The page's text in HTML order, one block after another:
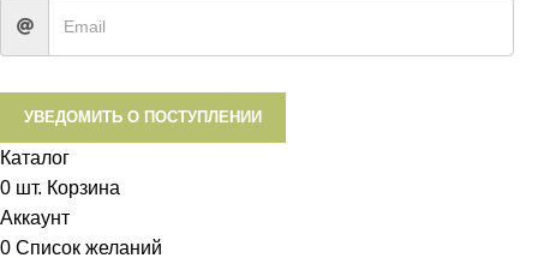
УВЕДОМИТЬ О ПОСТУПЛЕНИИ
Каталог
0 шт. Корзина
Аккаунт
0 Список желаний